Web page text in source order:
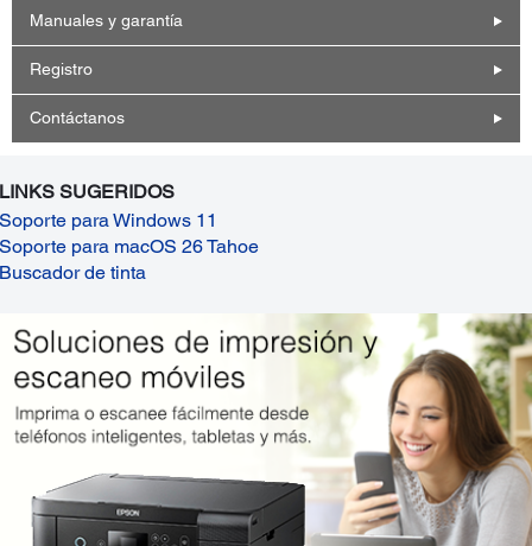
Manuales y garantía
Registro
Contáctanos
LINKS SUGERIDOS
Soporte para Windows 11
Soporte para macOS 26 Tahoe
Buscador de tinta